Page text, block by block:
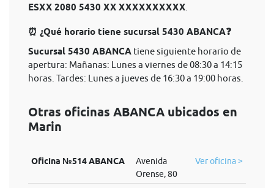
ESXX 2080 5430 XX XXXXXXXXXX
⏰ ¿Qué horario tiene sucursal 5430 ABANCA❓
Sucursal 5430 ABANCA tiene siguiente horario de
apertura: Mañanas: Lunes a viernes de 08:30 a 14:15
horas. Tardes: Lunes a jueves de 16:30 a 19:00 horas.
Otras oficinas ABANCA ubicados en
Marin
Oficina №514 ABANCA
Avenida
Orense, 80
Ver oficina >